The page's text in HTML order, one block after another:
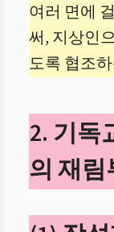
여러 면에
써, 지상인
도록 협조
2. 기독
의 재